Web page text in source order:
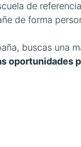
de
de forma
buscas una
oportunidades